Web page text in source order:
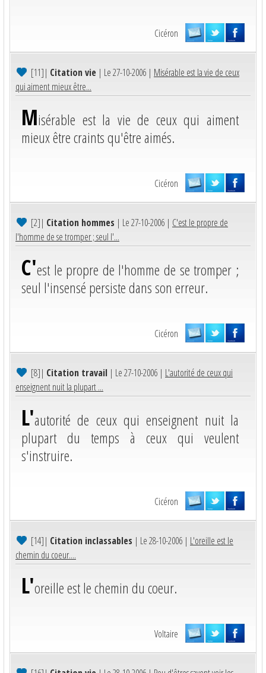
Cicéron
[11]| Citation vie | Le 27-10-2006 | Misérable est la vie de ceux
qui aiment mieux être...
Misérable est la vie de ceux qui aiment
mieux être craints qu'être aimés.
Cicéron
[2]| Citation hommes | Le 27-10-2006 | C'est le propre de
l'homme de se tromper ; seul l'...
C'est le propre de l'homme de se tromper ;
seul l'insensé persiste dans son erreur.
Cicéron
[8]| Citation travail | Le 27-10-2006 | L'autorité de ceux qui
enseignent nuit la plupart ...
L'autorité de ceux qui enseignent nuit la
plupart du temps à ceux qui veulent
s'instruire.
Cicéron
[14]| Citation inclassables | Le 28-10-2006 | L'oreille est le
chemin du coeur....
L'oreille est le chemin du coeur.
Voltaire